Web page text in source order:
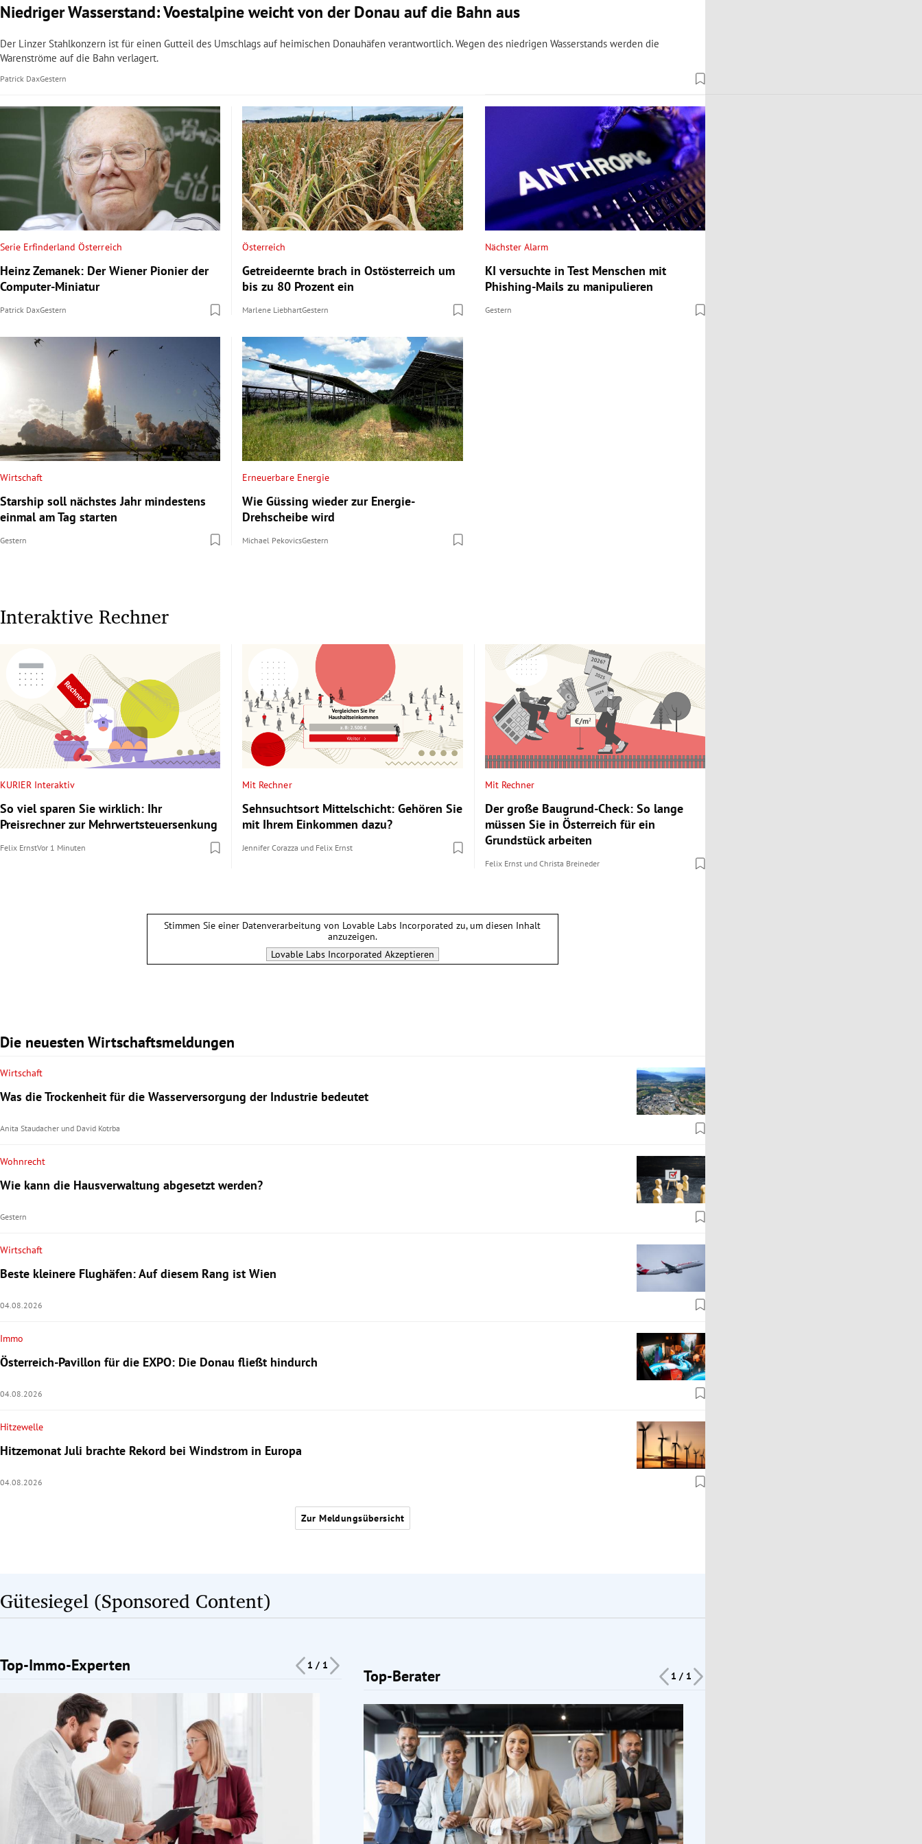
Niedriger Wasserstand: Voestalpine weicht von der Donau auf die Bahn aus
Der Linzer Stahlkonzern ist für einen Gutteil des Umschlags auf heimischen Donauhäfen verantwortlich. Wegen des niedrigen Wasserstands werden die
Warenströme auf die Bahn verlagert.
Patrick DaxGestern
Serie Erfinderland Österreich
Heinz Zemanek: Der Wiener Pionier der
Computer-Miniatur
Patrick DaxGestern
Österreich
Getreideernte brach in Ostösterreich um
bis zu 80 Prozent ein
Marlene LiebhartGestern
Nächster Alarm
KI versuchte in Test Menschen mit
Phishing-Mails zu manipulieren
Gestern
Wirtschaft
Starship soll nächstes Jahr mindestens
einmal am Tag starten
Gestern
Erneuerbare Energie
Wie Güssing wieder zur Energie-
Drehscheibe wird
Michael PekovicsGestern
Interaktive Rechner
KURIER Interaktiv
So viel sparen Sie wirklich: Ihr
Preisrechner zur Mehrwertsteuersenkung
Felix ErnstVor 1 Minuten
Mit Rechner
Sehnsuchtsort Mittelschicht: Gehören Sie
mit Ihrem Einkommen dazu?
Jennifer Corazza und Felix Ernst
Mit Rechner
Der große Baugrund-Check: So lange
müssen Sie in Österreich für ein
Grundstück arbeiten
Felix Ernstund Christa Breineder
Stimmen Sie einer Datenverarbeitung von Lovable Labs Incorporated zu, um diesen Inhalt
anzuzeigen.
Lovable Labs Incorporated Akzeptieren
Die neuesten Wirtschaftsmeldungen
Wirtschaft
Was die Trockenheit für die Wasserversorgung der Industrie bedeutet
Anita Staudacher und David Kotrba
Wohnrecht
Wie kann die Hausverwaltung abgesetzt werden?
Gestern
Wirtschaft
Beste kleinere Flughäfen: Auf diesem Rang ist Wien
04.08.2026
Immo
Österreich-Pavillon für die EXPO: Die Donau fließt hindurch
04.08.2026
Hitzewelle
Hitzemonat Juli brachte Rekord bei Windstrom in Europa
04.08.2026
Zur Meldungsübersicht
Gütesiegel (Sponsored Content)
Top-Immo-Experten 1 / 1
Slide 1 von 1
Top-Berater 1 / 1
Slide 1 von 1